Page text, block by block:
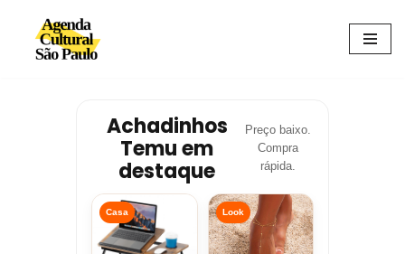
Avançar
Achadinhos
Temu em
destaque
Preço baixo.
Compra
rápida.
Casa Look